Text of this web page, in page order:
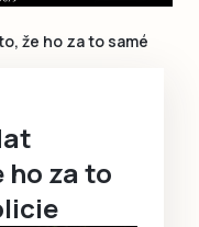
že ho za to samé
za to